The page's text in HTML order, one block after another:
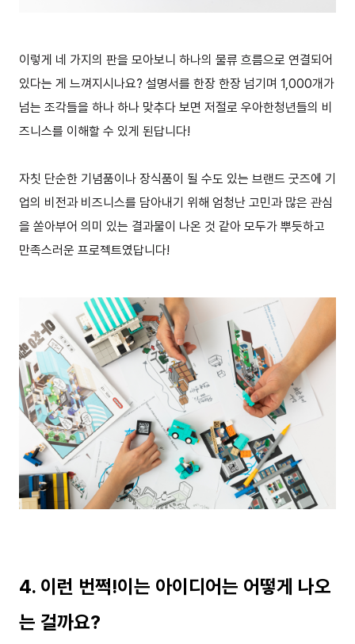
이렇게 네 가지의 판을 모아보니 하나의 물류 흐름으로 연결되어
있다는 게 느껴지시나요? 설명서를 한장 한장 넘기며 1,000개가
넘는 조각들을 하나 하나 맞추다 보면 저절로 우아한청년들의 비
즈니스를 이해할 수 있게 된답니다!
자칫 단순한 기념품이나 장식품이 될 수도 있는 브랜드 굿즈에 기
업의 비전과 비즈니스를 담아내기 위해 엄청난 고민과 많은 관심
을 쏟아부어 의미 있는 결과물이 나온 것 같아 모두가 뿌듯하고
만족스러운 프로젝트였답니다!
4. 이런 번쩍!이는 아이디어는 어떻게 나오
는 걸까요?